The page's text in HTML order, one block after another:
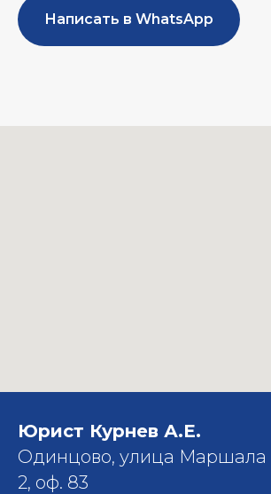
Написать в WhatsApp
Юрист Курнев А.Е.
Одинцово, улица Маршала
2, оф. 83